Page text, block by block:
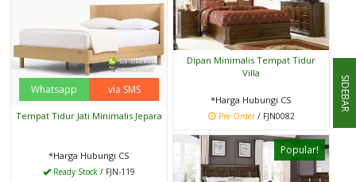
Whatsapp via SMS
Tempat Tidur Jati Minimalis Jepara
*Harga Hubungi CS
Ready Stock / FJN-119
Dipan Minimalis Tempat Tidur
Villa
*Harga Hubungi CS
Pre Order/ FJN0082
Popular!
SIDEBAR